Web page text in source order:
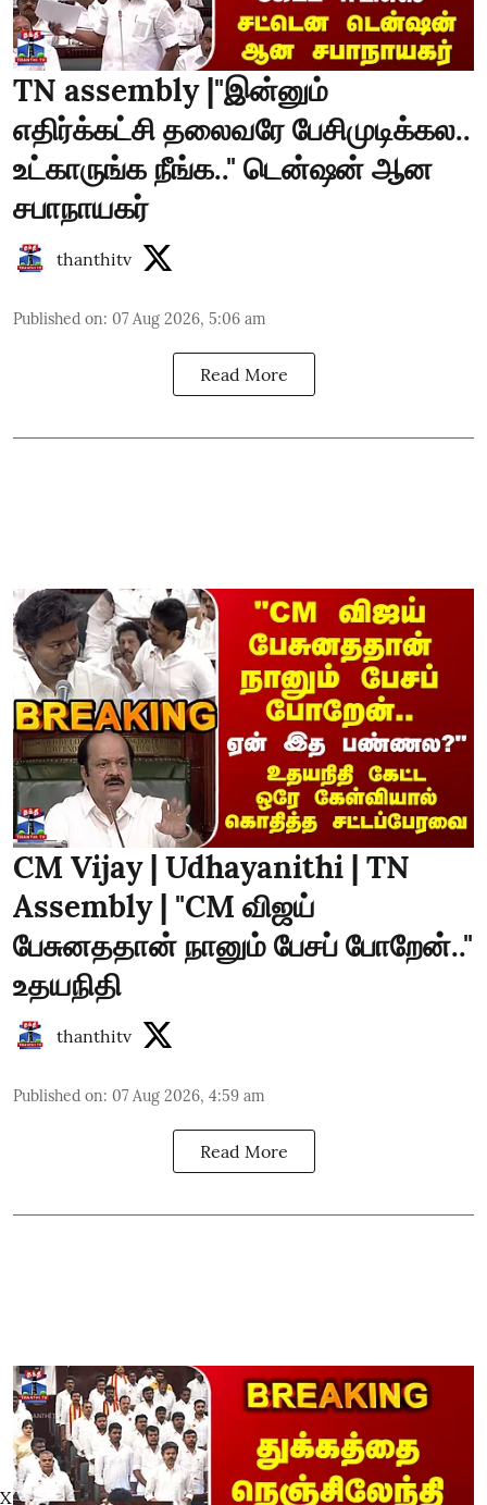
TN assembly |"இன்னும்
எதிர்க்கட்சி தலைவரே பேசிமுடிக்கல..
உட்காருங்க நீங்க.." டென்ஷன் ஆன
சபாநாயகர்
thanthitv
Published on: 07 Aug 2026, 5:06 am
Read More
CM Vijay | Udhayanithi | TN
Assembly | "CM விஜய்
பேசுனததான் நானும் பேசப் போறேன்.."
உதயநிதி
thanthitv
Published on: 07 Aug 2026, 4:59 am
Read More
X